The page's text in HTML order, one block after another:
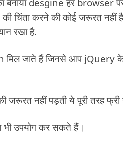
बनाया desgine हर browser
चिंता करने की कोई जरूरत नहीं है
रखा है.
मिल जाते हैं जिनसे आप jQuery
जरूरत नहीं पड़ती ये पूरी तरह फ्री
उपयोग कर सकते हैं।